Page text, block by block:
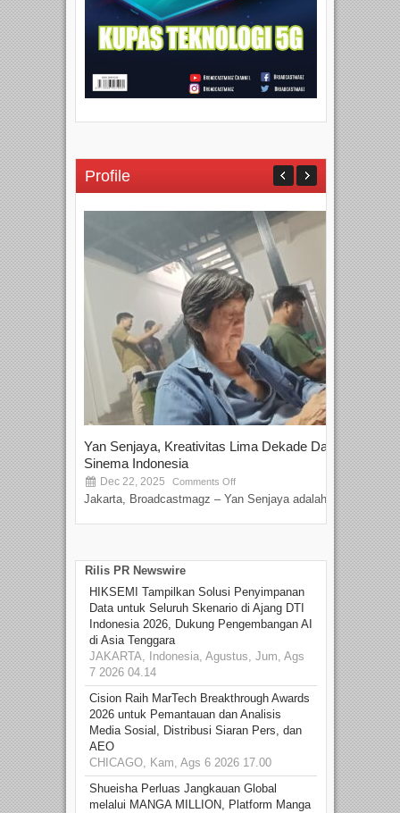
Profile
Yan Senjaya, Kreativitas Lima Dekade Dalam
Sinema Indonesia
Dec 22, 2025 Comments Off
Jakarta, Broadcastmagz – Yan Senjaya adalah...
Rilis PR Newswire
HIKSEMI Tampilkan Solusi Penyimpanan
Data untuk Seluruh Skenario di Ajang DTI
Indonesia 2026, Dukung Pengembangan AI
di Asia Tenggara
JAKARTA, Indonesia, Agustus, Jum, Ags
7 2026 04.14
Cision Raih MarTech Breakthrough Awards
2026 untuk Pemantauan dan Analisis
Media Sosial, Distribusi Siaran Pers, dan
AEO
CHICAGO, Kam, Ags 6 2026 17.00
Shueisha Perluas Jangkauan Global
melalui MANGA MILLION, Platform Manga